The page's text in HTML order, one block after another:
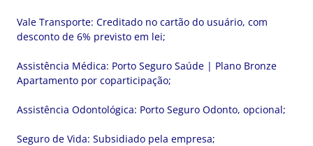
Vale Transporte: Creditado no cartão do usuário, com
desconto de 6% previsto em lei;
Assistência Médica: Porto Seguro Saúde | Plano Bronze
Apartamento por coparticipação;
Assistência Odontológica: Porto Seguro Odonto, opcional;
Seguro de Vida: Subsidiado pela empresa;